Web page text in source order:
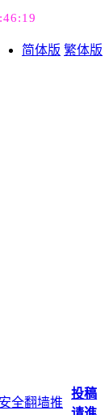
简体版 繁体版
安全翻墙推
投稿